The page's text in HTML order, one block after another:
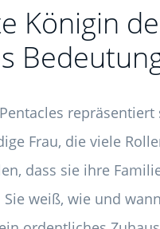
Königin
repräsentiert
Frau, die viele
dass sie ihre
weiß, wie und